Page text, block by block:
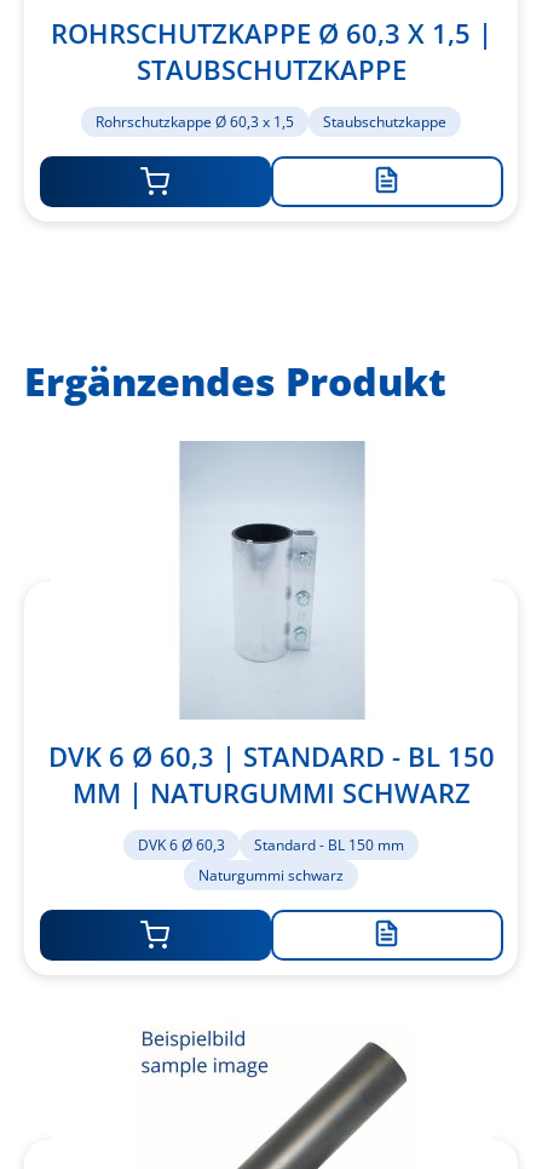
ROHRSCHUTZKAPPE Ø 60,3 X 1,5 |
STAUBSCHUTZKAPPE
Rohrschutzkappe Ø 60,3 x 1,5 Staubschutzkappe
Zur
Ergänzendes Produkt
DVK 6 Ø 60,3 | STANDARD - BL 150
MM | NATURGUMMI SCHWARZ
DVK 6 Ø 60,3
Standard - BL 150 mm
Naturgummi schwarz
Zur
hinzufügen